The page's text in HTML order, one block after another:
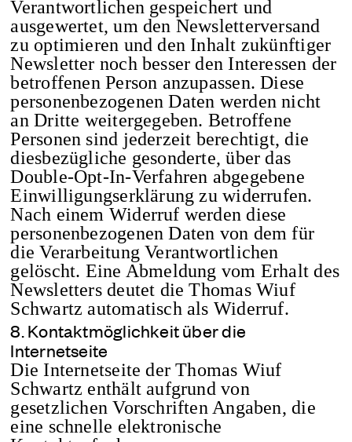
Verantwortlichen gespeichert und
ausgewertet, um den Newsletterversand
zu optimieren und den Inhalt zukünftiger
Newsletter noch besser den Interessen der
betroffenen Person anzupassen. Diese
personenbezogenen Daten werden nicht
an Dritte weitergegeben. Betroffene
Personen sind jederzeit berechtigt, die
diesbezügliche gesonderte, über das
Double-Opt-In-Verfahren abgegebene
Einwilligungserklärung zu widerrufen.
Nach einem Widerruf werden diese
personenbezogenen Daten von dem für
die Verarbeitung Verantwortlichen
gelöscht. Eine Abmeldung vom Erhalt des
Newsletters deutet die Thomas Wiuf
Schwartz automatisch als Widerruf.
8. Kontaktmöglichkeit über die
Internetseite
Die Internetseite der Thomas Wiuf
Schwartz enthält aufgrund von
gesetzlichen Vorschriften Angaben, die
eine schnelle elektronische